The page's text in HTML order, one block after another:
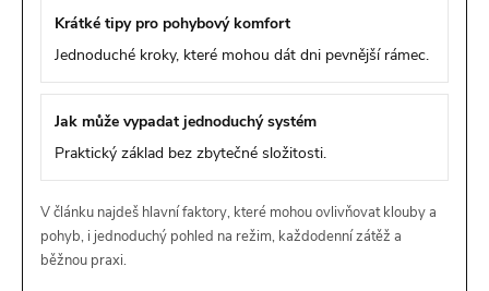
Krátké tipy pro pohybový komfort
Jednoduché kroky, které mohou dát dni pevnější rámec.
Jak může vypadat jednoduchý systém
Praktický základ bez zbytečné složitosti.
V článku najdeš hlavní faktory, které mohou ovlivňovat klouby a
pohyb, i jednoduchý pohled na režim, každodenní zátěž a
běžnou praxi.